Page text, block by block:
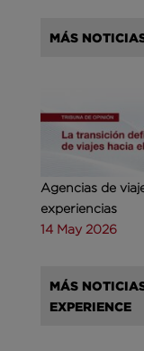
MÁS
Agencias de
experiencias
14 May 2026
MÁS
EXPERIENCE